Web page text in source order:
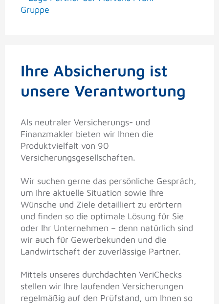
Ihre Absicherung ist
unsere Verantwortung
Als neutraler Versicherungs- und
Finanzmakler bieten wir Ihnen die
Produktvielfalt von 90
Versicherungsgesellschaften.
Wir suchen gerne das persönliche Gespräch,
um Ihre aktuelle Situation sowie Ihre
Wünsche und Ziele detailliert zu erörtern
und finden so die optimale Lösung für Sie
oder Ihr Unternehmen – denn natürlich sind
wir auch für Gewerbekunden und die
Landwirtschaft der zuverlässige Partner.
Mittels unseres durchdachten VeriChecks
stellen wir Ihre laufenden Versicherungen
regelmäßig auf den Prüfstand, um Ihnen so